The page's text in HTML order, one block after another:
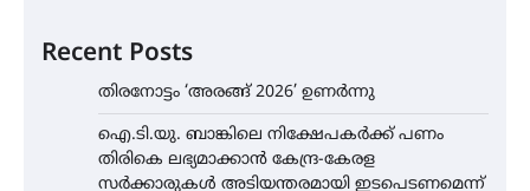
Recent Posts
തിരനോട്ടം ‘അരങ്ങ് 2026’ ഉണർന്നു
ഐ.ടി.യു. ബാങ്കിലെ നിക്ഷേപകർക്ക് പണം
തിരികെ ലഭ്യമാക്കാൻ കേന്ദ്ര-കേരള
സർക്കാരുകൾ അടിയന്തരമായി ഇടപെടണമെന്ന്